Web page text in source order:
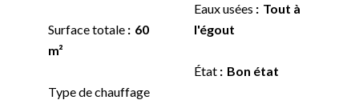
Surface totale
60
m²
Type de chauffage
Eaux usées
Tout à
l'égout
État Bon état